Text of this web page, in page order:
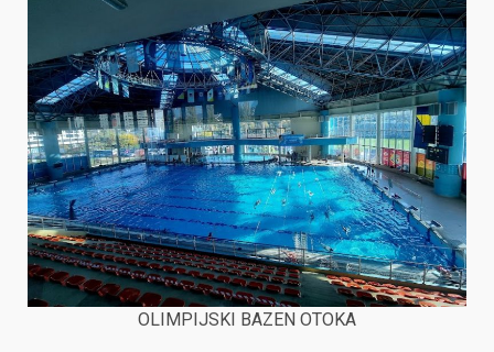
OLIMPIJSKI BAZEN OTOKA